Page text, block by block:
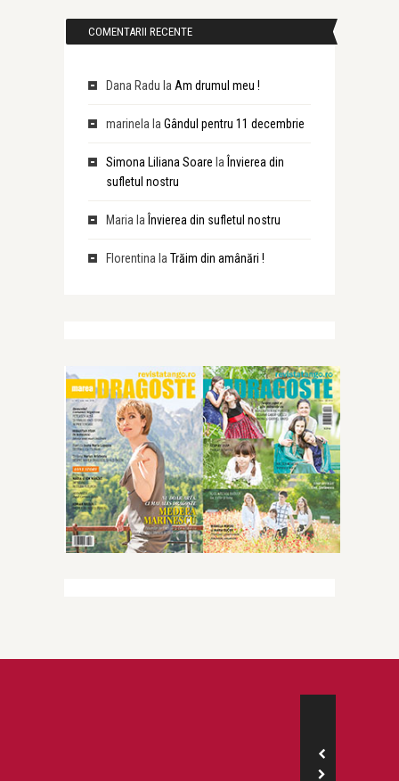
COMENTARII RECENTE
Dana Radu la Am drumul meu !
marinela la Gândul pentru 11 decembrie
Simona Liliana Soare la Învierea din
sufletul nostru
Maria la Învierea din sufletul nostru
Florentina la Trăim din amânări !